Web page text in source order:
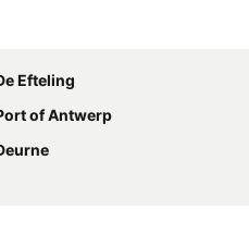
Efteling
of Antwerp